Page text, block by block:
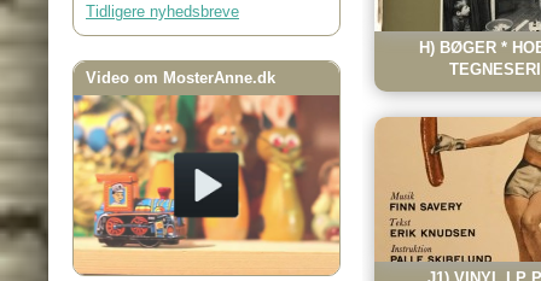
Tidligere nyhedsbreve
Video om MosterAnne.dk
H) BØGER *